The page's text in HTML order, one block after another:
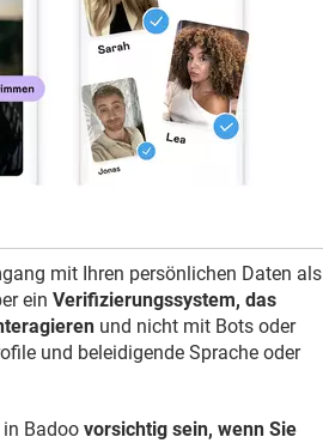
mit Ihren persönlichen Daten als
ein Verifizierungssystem, das
und nicht mit Bots oder
und beleidigende Sprache oder
Badoo vorsichtig sein, wenn Sie